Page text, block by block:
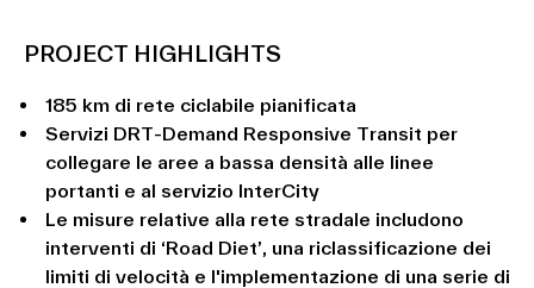
PROJECT HIGHLIGHTS
185 km di rete ciclabile pianificata
Servizi DRT-Demand Responsive Transit per
collegare le aree a bassa densità alle linee
portanti e al servizio InterCity
Le misure relative alla rete stradale includono
interventi di ‘Road Diet’, una riclassificazione dei
limiti di velocità e l'implementazione di una serie di